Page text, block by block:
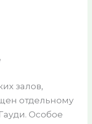
залов,
отдельному
Особое